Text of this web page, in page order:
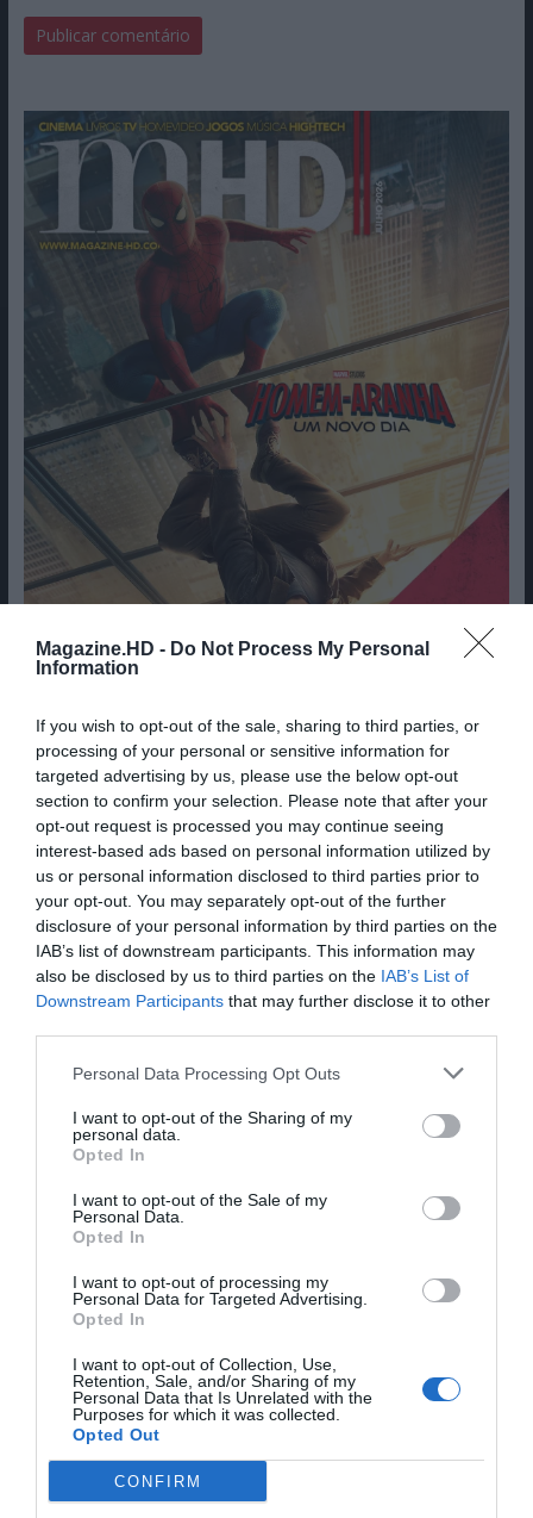
Magazine.HD - Do Not Process My Personal
Information
If you wish to opt-out of the sale, sharing to third parties, or
processing of your personal or sensitive information for
targeted advertising by us, please use the below opt-out
section to confirm your selection. Please note that after your
opt-out request is processed you may continue seeing
interest-based ads based on personal information utilized by
us or personal information disclosed to third parties prior to
your opt-out. You may separately opt-out of the further
disclosure of your personal information by third parties on the
IAB’s list of downstream participants. This information may
also be disclosed by us to third parties on the IAB’s List of
Downstream Participants that may further disclose it to other
Personal Data Processing Opt Outs
I want to opt-out of the Sharing of my
personal data.
Opted In
I want to opt-out of the Sale of my
Personal Data.
Opted In
I want to opt-out of processing my
Personal Data for Targeted Advertising.
Opted In
I want to opt-out of Collection, Use,
Retention, Sale, and/or Sharing of my
Personal Data that Is Unrelated with the
Purposes for which it was collected.
Opted Out
CONFIRM
Cine Estreias HD